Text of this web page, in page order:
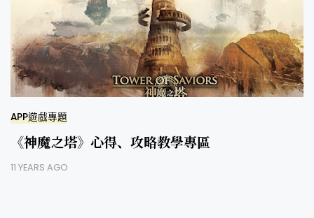
APP遊戲專題
《神魔之塔》心得、攻略教學專區
11 YEARS AGO